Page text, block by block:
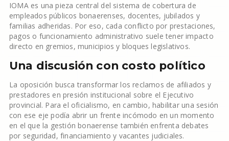
IOMA es una pieza central del sistema de cobertura de
empleados públicos bonaerenses, docentes, jubilados y
familias adheridas. Por eso, cada conflicto por prestaciones,
pagos o funcionamiento administrativo suele tener impacto
directo en gremios, municipios y bloques legislativos.
Una discusión con costo político
La oposición busca transformar los reclamos de afiliados y
prestadores en presión institucional sobre el Ejecutivo
provincial. Para el oficialismo, en cambio, habilitar una sesión
con ese eje podía abrir un frente incómodo en un momento
en el que la gestión bonaerense también enfrenta debates
por seguridad, financiamiento y vacantes judiciales.